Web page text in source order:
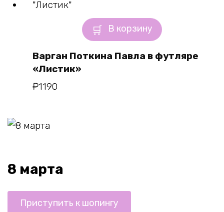
В корзину
Варган Поткина Павла в футляре
«Листик»
₽1190
8 марта
Приступить к шопингу